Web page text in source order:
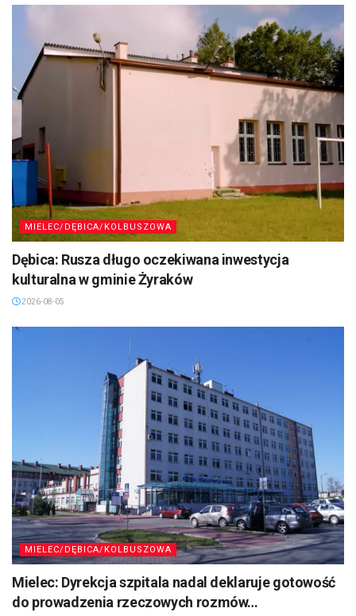
MIELEC/DĘBICA/KOLBUSZOWA
Dębica: Rusza długo oczekiwana inwestycja
kulturalna w gminie Żyraków
2026-08-05
MIELEC/DĘBICA/KOLBUSZOWA
Mielec: Dyrekcja szpitala nadal deklaruje gotowość
do prowadzenia rzeczowych rozmów…